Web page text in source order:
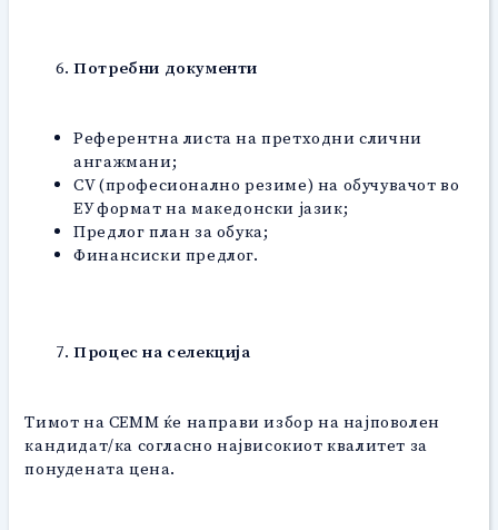
Потребни документи
Референтна листа на претходни слични
ангажмани;
СV (професионално резиме) на обучувачот во
ЕУ формат на македонски јазик;
Предлог план за обука;
Финансиски предлог.
Процес на селекција
Тимот на СЕММ ќе направи избор на најповолен
кандидат/ка согласно највисокиот квалитет за
понудената цена.